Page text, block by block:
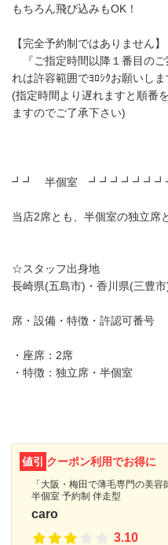
もちろん飛び込みもOK！
【完全予約制ではありません】
『ご指定時間以降１番目の
れは許容範囲でﾖﾛｼｸお願いしま
(指定時間より遅れますと順番
ますのでご了承下さい)
┛┛ 半個室
当店2席とも、半個室の独立席
☆スタッフ出身地
長崎県(五島市)・香川県(三豊
席・設備・特徴・許認可番号
・座席：2席
・特徴：独立席・半個室
値引 クーポン利用でお得に
「大阪・梅田で薄毛専門の美
半個室 予約制 伴走型
caro
3.10